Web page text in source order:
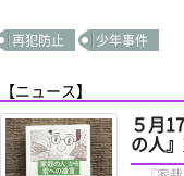
再犯防止 少年事件
【ニュース】
５月
の人